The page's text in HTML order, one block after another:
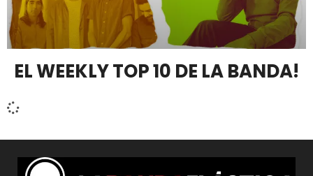
EL WEEKLY TOP 10 DE LA BANDA!